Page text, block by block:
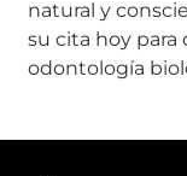
natural y
su cita hoy para
odontología